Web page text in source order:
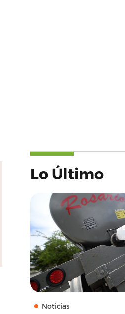
Lo Último
Noticias